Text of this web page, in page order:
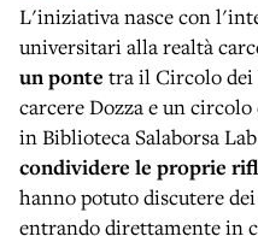
L'iniziativa nasce con
universitari alla realtà
un ponte tra il Circolo
carcere Dozza e un
in Biblioteca Salaborsa Lab
condividere le proprie
hanno potuto discutere
entrando direttamente in